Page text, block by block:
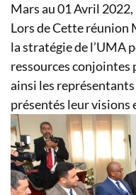
Mars au 01 Avril 2022,
Lors de Cette réunion
la stratégie de l’UMA
ressources conjointes
ainsi les
présentés leur visions